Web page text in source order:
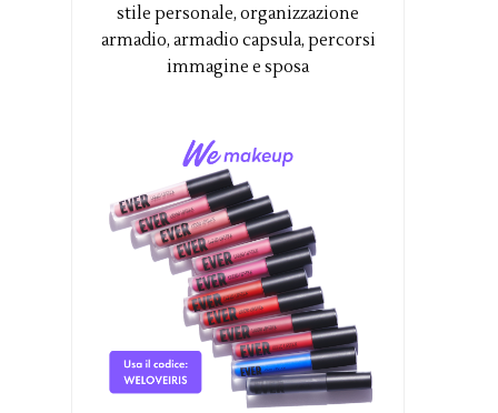
stile personale, organizzazione
armadio, armadio capsula, percorsi
immagine e sposa